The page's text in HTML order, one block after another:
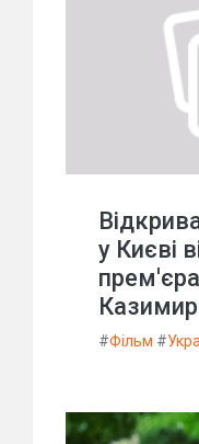
у Києві
#Фільм #